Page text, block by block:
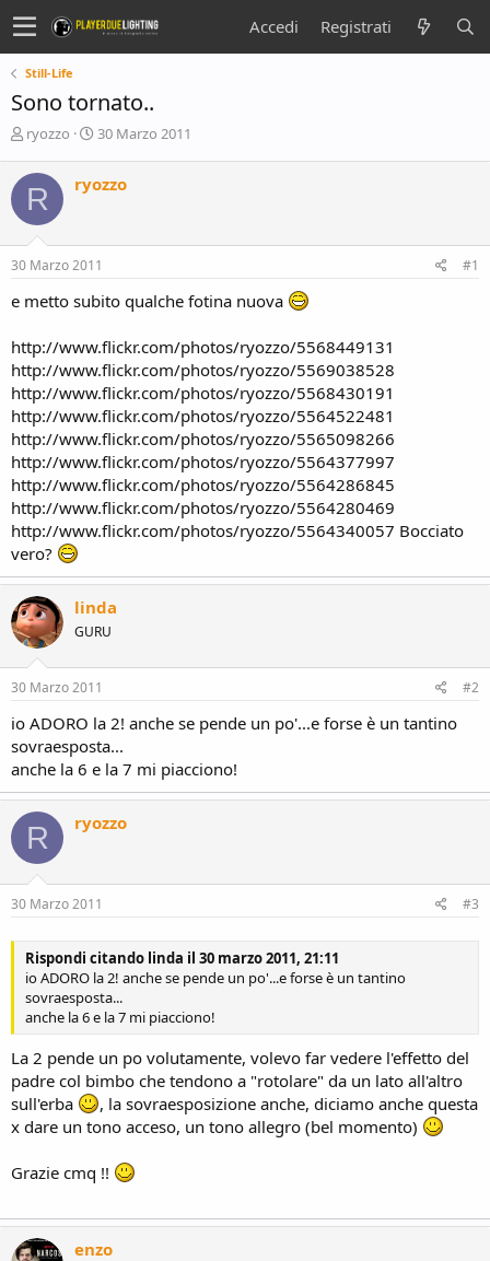
Accedi Registrati
Still-Life
Sono tornato..
C
e
a
t
o
r
e
i
c
u
s
s
i
o
n
e
ryozzo
D
a
i
n
z
o
30 Marzo 2011
R ryozzo
30 Marzo 2011 #1
e metto subito qualche fotina nuova
http://www.flickr.com/photos/ryozzo/5568449131
http://www.flickr.com/photos/ryozzo/5569038528
http://www.flickr.com/photos/ryozzo/5568430191
http://www.flickr.com/photos/ryozzo/5564522481
http://www.flickr.com/photos/ryozzo/5565098266
http://www.flickr.com/photos/ryozzo/5564377997
http://www.flickr.com/photos/ryozzo/5564286845
http://www.flickr.com/photos/ryozzo/5564280469
http://www.flickr.com/photos/ryozzo/5564340057 Bocciato
vero?
linda
GURU
30 Marzo 2011 #2
io ADORO la 2! anche se pende un po'...e forse è un tantino
sovraesposta...
anche la 6 e la 7 mi piacciono!
R ryozzo
30 Marzo 2011 #3
Rispondi citando linda il 30 marzo 2011, 21:11
io ADORO la 2! anche se pende un po'...e forse è un tantino
sovraesposta...
anche la 6 e la 7 mi piacciono!
La 2 pende un po volutamente, volevo far vedere l'effetto del
padre col bimbo che tendono a "rotolare" da un lato all'altro
sull'erba
, la sovraesposizione anche, diciamo anche questa
x dare un tono acceso, un tono allegro (bel momento)
Grazie cmq !!
enzo